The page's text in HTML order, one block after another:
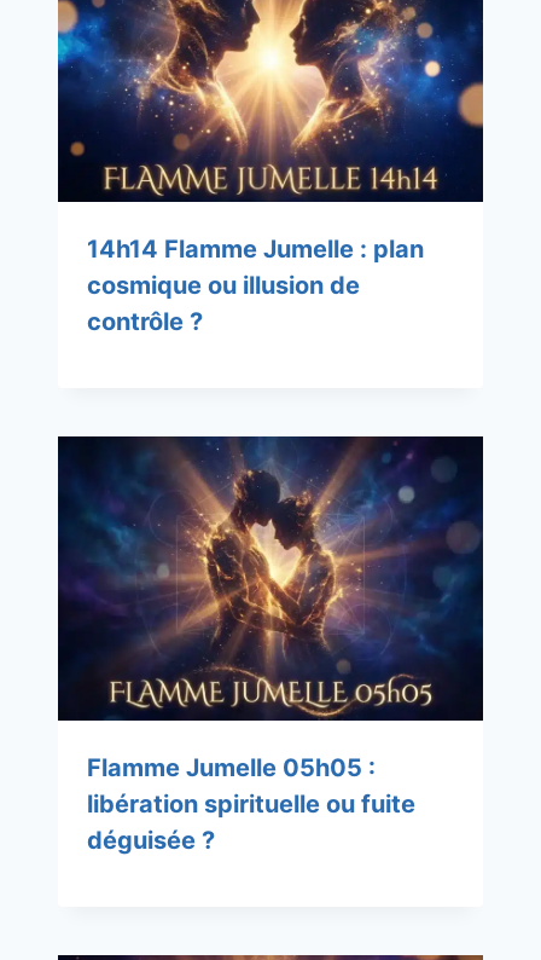
14h14 Flamme Jumelle : plan
cosmique ou illusion de
contrôle ?
Flamme Jumelle 05h05 :
libération spirituelle ou fuite
déguisée ?